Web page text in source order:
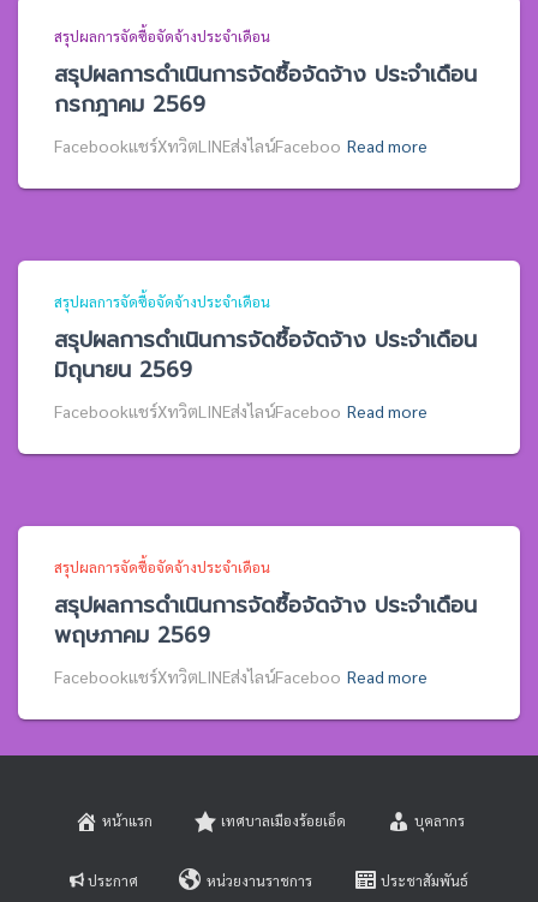
สรุปผลการจัดซื้อจัดจ้างประจำเดือน
สรุปผลการดำเนินการจัดซื้อจัดจ้าง ประจำเดือน
กรกฎาคม 2569
Facebookแชร์XทวิตLINEส่งไลน์Faceboo Read more
สรุปผลการจัดซื้อจัดจ้างประจำเดือน
สรุปผลการดำเนินการจัดซื้อจัดจ้าง ประจำเดือน
มิถุนายน 2569
Facebookแชร์XทวิตLINEส่งไลน์Faceboo Read more
สรุปผลการจัดซื้อจัดจ้างประจำเดือน
สรุปผลการดำเนินการจัดซื้อจัดจ้าง ประจำเดือน
พฤษภาคม 2569
Facebookแชร์XทวิตLINEส่งไลน์Faceboo Read more
หน้าแรก เทศบาลเมืองร้อยเอ็ด บุคลากร
ประกาศ หน่วยงานราชการ ประชาสัมพันธ์